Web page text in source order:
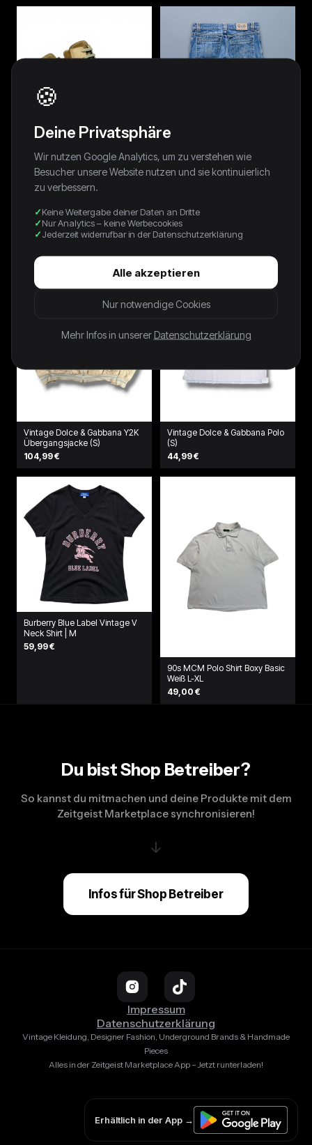
"Cadillac" Hightop (41)
400,00 €
Fit Vintage Jeans | S
72,00 €
Vintage Dolce & Gabbana Y2K
Übergangsjacke (S)
104,99 €
Vintage Dolce & Gabbana Polo
(S)
44,99 €
Burberry Blue Label Vintage V
Neck Shirt | M
59,99 €
90s MCM Polo Shirt Boxy Basic
Weiß L-XL
49,00 €
Du bist Shop Betreiber?
So kannst du mitmachen und deine Produkte mit dem
Zeitgeist Marketplace synchronisieren!
↓
Infos für Shop Betreiber
Impressum
Datenschutzerklärung
Vintage Kleidung, Designer Fashion, Underground Brands & Handmade
Pieces
Alles in der Zeitgeist Marketplace App – Jetzt runterladen!
Erhältlich in der App →
🍪
Deine Privatsphäre
Wir nutzen Google Analytics, um zu verstehen wie
Besucher unsere Website nutzen und sie kontinuierlich
zu verbessern.
Keine Weitergabe deiner Daten an Dritte
Nur Analytics – keine Werbecookies
Jederzeit widerrufbar in der Datenschutzerklärung
Alle akzeptieren
Nur notwendige Cookies
Mehr Infos in unserer Datenschutzerklärung